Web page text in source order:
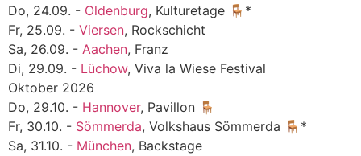
Do, 24.09. - Oldenburg, Kulturetage 🪑*
Fr, 25.09. - Viersen, Rockschicht
Sa, 26.09. - Aachen, Franz
Di, 29.09. - Lüchow, Viva la Wiese Festival
Oktober 2026
Do, 29.10. - Hannover, Pavillon 🪑
Fr, 30.10. - Sömmerda, Volkshaus Sömmerda 🪑*
Sa, 31.10. - München, Backstage